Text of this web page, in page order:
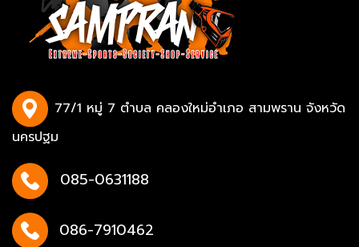
77/1 หมู่ 7 ตำบล คลองใหม่อำเภอ สามพราน จังหวัด
นครปฐม
085-0631188
086-7910462